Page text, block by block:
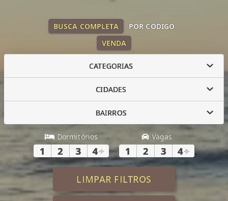
VENDA
BUSCA COMPLETA POR CÓDIGO
CATEGORIAS
CIDADES
BAIRROS
Dormitórios
1 2 3 4+
Vagas
1 2 3 4+
LIMPAR FILTROS